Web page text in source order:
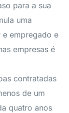
para a sua
uma
empregado e
empresas é
contratadas
de um
quatro anos